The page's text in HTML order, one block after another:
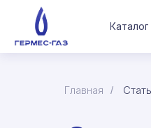
Каталог
Главная /